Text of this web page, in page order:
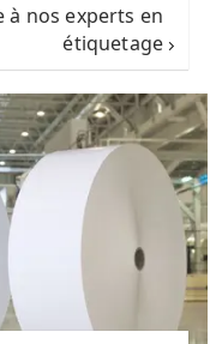
à nos experts en
étiquetage